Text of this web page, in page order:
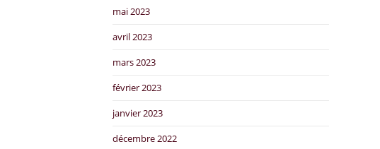
mai 2023
avril 2023
mars 2023
février 2023
janvier 2023
décembre 2022